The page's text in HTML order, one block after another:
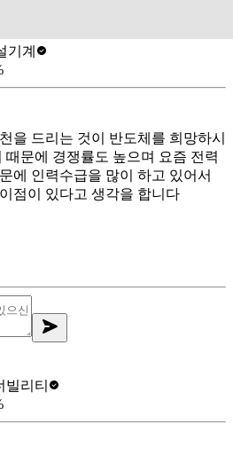
기계
을 드리는 것이 반도체를 희망하시
때문에 경쟁률도 높으며 요즘 전력
에 인력수급을 많이 하고 있어서
점이 있다고 생각을 합니다
빌리티